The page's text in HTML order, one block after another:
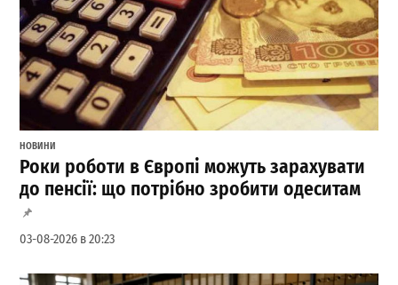
НОВИНИ
Роки роботи в Європі можуть зарахувати
до пенсії: що потрібно зробити одеситам
03-08-2026 в 20:23